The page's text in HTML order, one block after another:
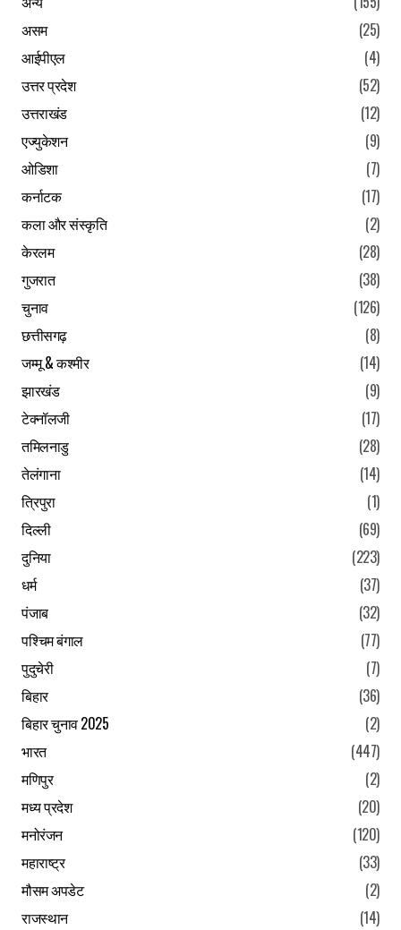
Submit Comment
असम
(25)
आईपीएल
(4)
उत्तर प्रदेश
(52)
उत्तराखंड
(12)
एज्युकेशन
(9)
ओडिशा
(7)
कर्नाटक
(17)
कला और संस्कृति
(2)
केरलम
(28)
गुजरात
(38)
चुनाव
(126)
छत्तीसगढ़
(8)
जम्मू & कश्मीर
(14)
झारखंड
(9)
टेक्नॉलजी
(17)
तमिलनाडु
(28)
तेलंगाना
(14)
त्रिपुरा
(1)
दिल्ली
(69)
दुनिया
(223)
धर्म
(37)
पंजाब
(32)
पश्चिम बंगाल
(77)
पुदुचेरी
(7)
बिहार
(36)
बिहार चुनाव 2025
(2)
भारत
(447)
मणिपुर
(2)
मध्य प्रदेश
(20)
मनोरंजन
(120)
महाराष्ट्र
(33)
मौसम अपडेट
(2)
राजस्थान
(14)